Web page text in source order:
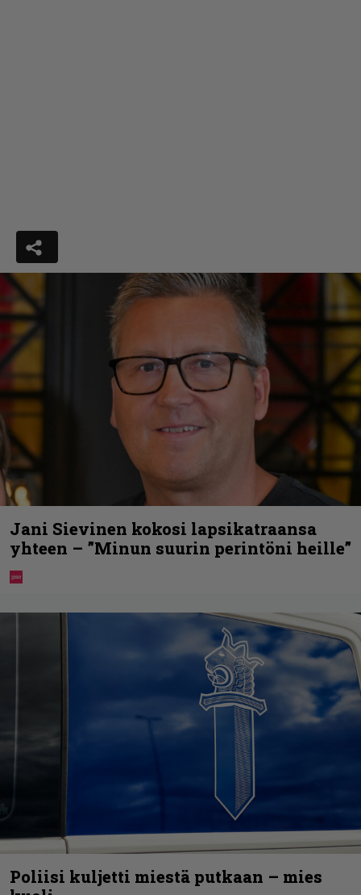
Jani Sievinen kokosi lapsikatraansa
yhteen – ”Minun suurin perintöni heille”
Poliisi kuljetti miestä putkaan – mies